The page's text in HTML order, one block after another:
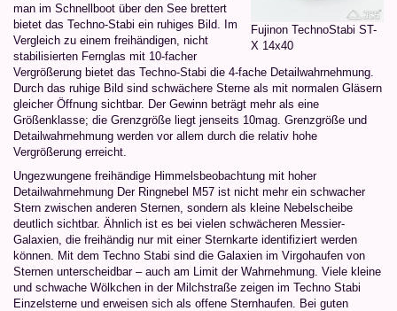
Fujinon TechnoStabi ST-
X 14x40
man im Schnellboot über den See brettert
bietet das Techno-Stabi ein ruhiges Bild. Im
Vergleich zu einem freihändigen, nicht
stabilisierten Fernglas mit 10-facher
Vergrößerung bietet das Techno-Stabi die 4-fache Detailwahrnehmung.
Durch das ruhige Bild sind schwächere Sterne als mit normalen Gläsern
gleicher Öffnung sichtbar. Der Gewinn beträgt mehr als eine
Größenklasse; die Grenzgröße liegt jenseits 10mag. Grenzgröße und
Detailwahrnehmung werden vor allem durch die relativ hohe
Vergrößerung erreicht.
Ungezwungene freihändige Himmelsbeobachtung mit hoher
Detailwahrnehmung Der Ringnebel M57 ist nicht mehr ein schwacher
Stern zwischen anderen Sternen, sondern als kleine Nebelscheibe
deutlich sichtbar. Ähnlich ist es bei vielen schwächeren Messier-
Galaxien, die freihändig nur mit einer Sternkarte identifiziert werden
können. Mit dem Techno Stabi sind die Galaxien im Virgohaufen von
Sternen unterscheidbar – auch am Limit der Wahrnehmung. Viele kleine
und schwache Wölkchen in der Milchstraße zeigen im Techno Stabi
Einzelsterne und erweisen sich als offene Sternhaufen. Bei guten